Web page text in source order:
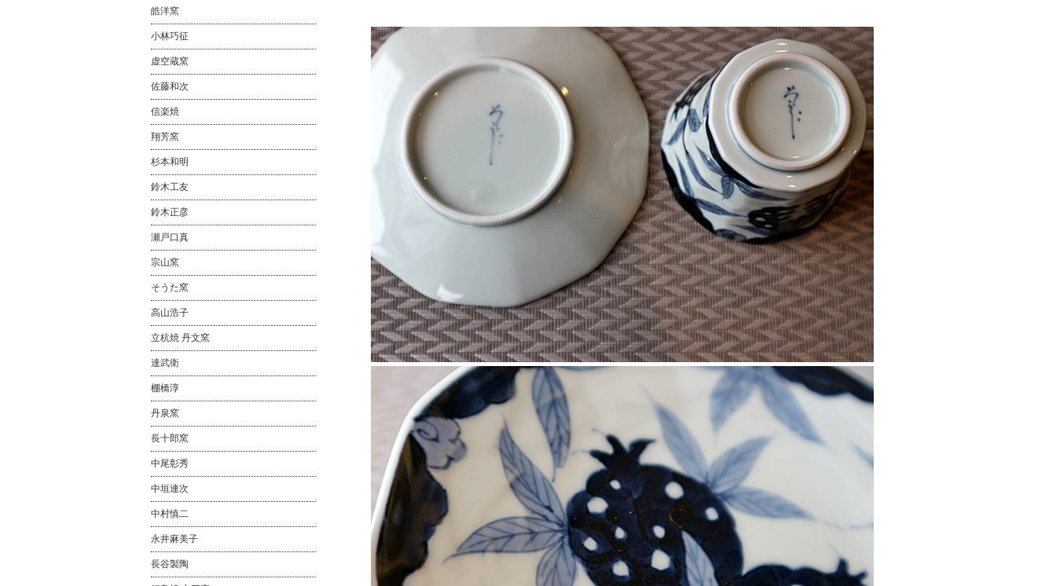
皓洋窯
小林巧征
虚空蔵窯
佐藤和次
信楽焼
翔芳窯
杉本和明
鈴木工友
鈴木正彦
瀬戸口真
宗山窯
そうた窯
高山浩子
立杭焼 丹文窯
達武衛
棚橋淳
丹泉窯
長十郎窯
中尾彰秀
中垣連次
中村慎二
永井麻美子
長谷製陶